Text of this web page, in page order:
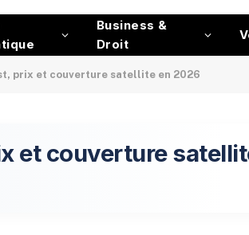
Business &
Droit
prix et couverture satellite en 2026
et couverture